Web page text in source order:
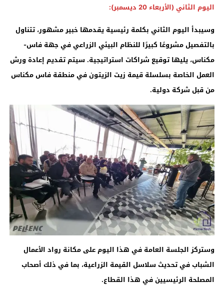
اليوم الثاني (الأربعاء 20 ديسمبر):
وسيبدأ اليوم الثاني بكلمة رئيسية يقدمها خبير مشهور، تتناول
بالتفصيل مشروعًا كبيرًا للنظام البيئي الزراعي في جهة فاس-
مكناس، يليها توقيع شراكات استراتيجية. سيتم تقديم إعادة ورش
العمل الخاصة بسلسلة قيمة زيت الزيتون في منطقة فاس مكناس
من قبل شركة دولية.
وستركز الجلسة العامة في هذا اليوم على مكانة رواد الأعمال
الشباب في تحديث سلاسل القيمة الزراعية، بما في ذلك أصحاب
المصلحة الرئيسيين في هذا القطاع.